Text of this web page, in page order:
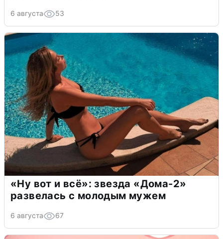
6 августа 53
«Ну вот и всё»: звезда «Дома-2»
развелась с молодым мужем
6 августа 67